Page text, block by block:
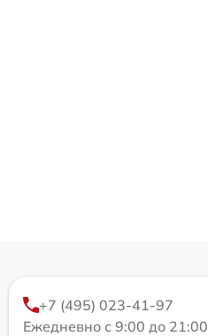
+7 (495) 023-41-97
Ежедневно с 9:00 до 21:00